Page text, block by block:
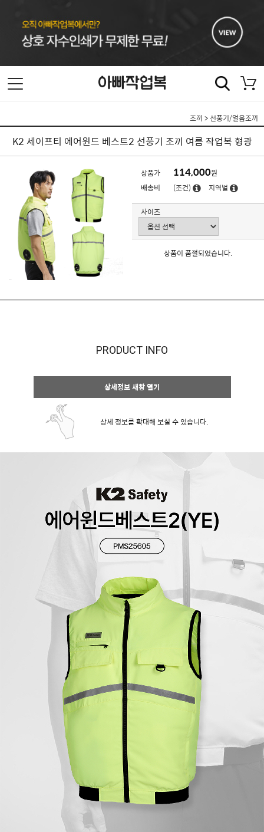
조끼 > 선풍기/얼음조끼
K2 세이프티 에어윈드 베스트2 선풍기 조끼 여름 작업복 형광
상품가 114,000원
배송비
(조건) 지역별
사이즈
상품이 품절되었습니다.
PRODUCT INFO
상세정보 새창 열기
상세 정보를 확대해 보실 수 있습니다.